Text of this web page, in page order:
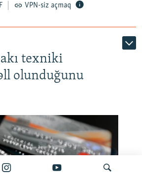
360p 480p
1080p
VPN-siz açmaq
texniki
olunduğunu